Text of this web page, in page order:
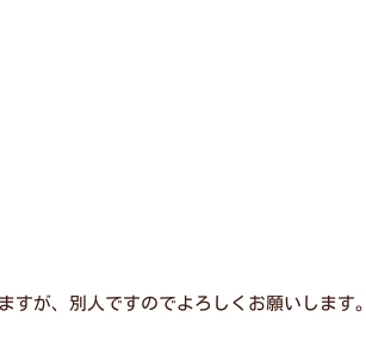
すが、別人ですのでよろしくお願いします。